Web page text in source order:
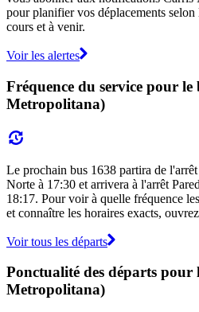
pour planifier vos déplacements
cours et à venir.
Voir les alertes
Fréquence du service pour
Metropolitana)
Le prochain bus 1638 partira de
Norte à 17:30 et arrivera à l'arrêt
18:17. Pour voir à quelle fréquence
et connaître les horaires exacts, ouvrez
Voir tous les départs
Ponctualité des départs pour
Metropolitana)